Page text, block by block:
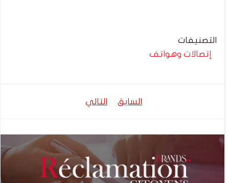
التصنيفات
إتصالات وهواتف
السابق
تصفّح
التالي